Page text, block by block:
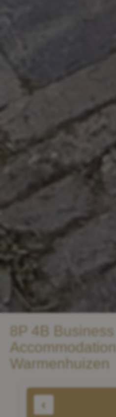
8P 4B Business
Accommodation
Warmenhuizen
‹